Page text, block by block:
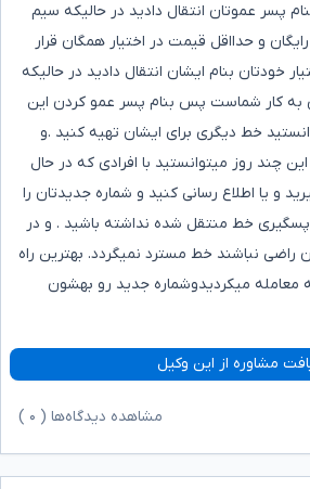
پسر عموتان انتقال دادید در حالیکه سیم
و حدااقل قیمت در اختیار همگان قرار
خودتان بنام ایشان انتقال دادید در حالیکه
به کار شماست پس بنام پسر عمو کردن این
خط دیگری برای ایشان تهیه کنید .و
چند روز میتوانستید با افرادی که در حال
و یا اطلاع رسانی کنید و شماره جدیدتان را
پسگیری خط منتقل شده نداشته باشید . و در
نباشند خط مسترد نمیگردد. بهترین راه
میکردیدوشماره جدید رو بهشون
مشاوره از این وکیل
مشاهده دیدگاه‌ها ( ۰